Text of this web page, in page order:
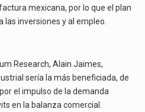
mexicana, por lo que el plan
las inversiones y al empleo.
Research, Alain Jaimes,
sería la más beneficiada, de
el impulso de la demanda
en la balanza comercial.